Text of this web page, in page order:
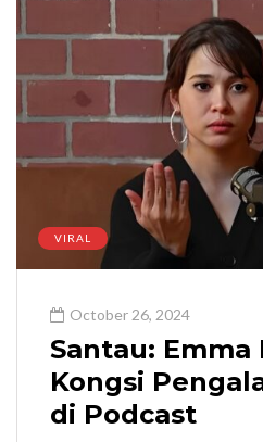
VIRAL
October 26, 2024
Santau: Emma
Kongsi
di Podcast